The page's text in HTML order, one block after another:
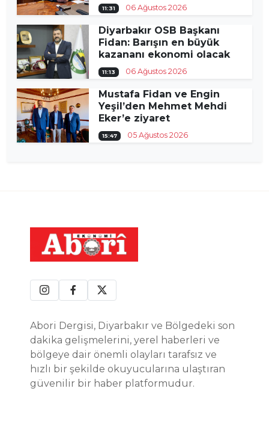
11:31 06 Ağustos 2026
Diyarbakır OSB Başkanı
Fidan: Barışın en büyük
kazananı ekonomi olacak
11:13 06 Ağustos 2026
Mustafa Fidan ve Engin
Yeşil’den Mehmet Mehdi
Eker’e ziyaret
15:47 05 Ağustos 2026
Abori Dergisi, Diyarbakır ve Bölgedeki son
dakika gelişmelerini, yerel haberleri ve
bölgeye dair önemli olayları tarafsız ve
hızlı bir şekilde okuyucularına ulaştıran
güvenilir bir haber platformudur.